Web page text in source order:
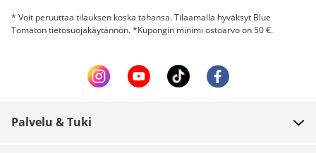
* Voit peruuttaa tilauksen koska tahansa. Tilaamalla hyväksyt Blue
Tomaton tietosuojakäytännön. *Kupongin minimi ostoarvo on 50 €.
Palvelu & Tuki